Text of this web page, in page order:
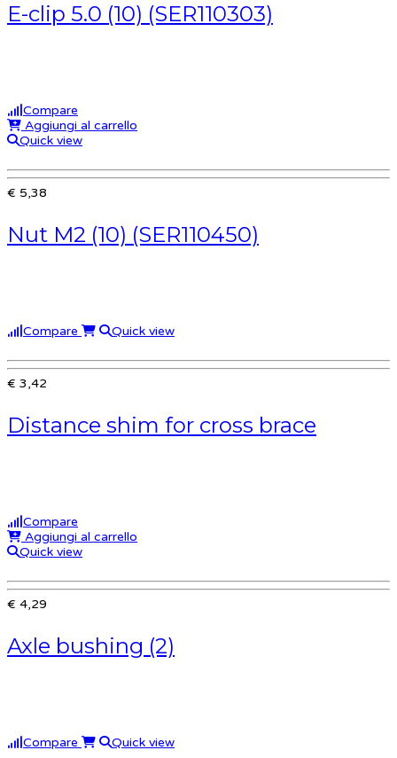
E-clip 5.0 (10) (SER110303)
Compare
Aggiungi al carrello
Quick view
€ 5,38
Nut M2 (10) (SER110450)
Compare Quick view
€ 3,42
Distance shim for cross brace
Compare
Aggiungi al carrello
Quick view
€ 4,29
Axle bushing (2)
Compare Quick view